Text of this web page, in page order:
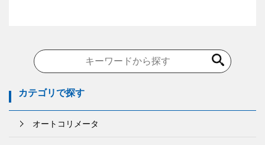
カテゴリで探す
オートコリメータ